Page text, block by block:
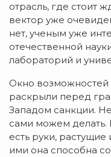
отрасль, где стоит
вектор уже
нет, ученым уже
отечественной
лабораторий и
Окно
раскрыли перед
Западом санкции.
сами можем делать.
есть руки, растущие
ими она способна